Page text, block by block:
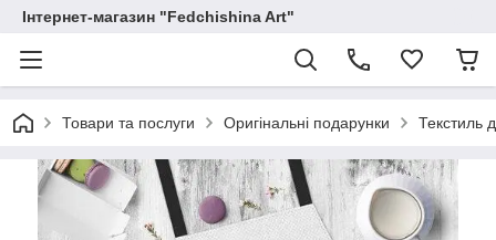
Інтернет-магазин "Fedchishina Art"
Товари та послуги Оригінальні подарунки Текстиль